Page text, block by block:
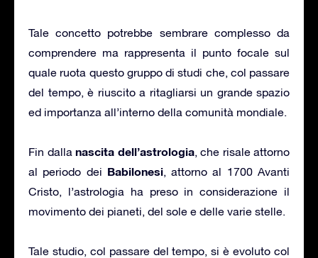
Tale concetto potrebbe sembrare complesso da
comprendere ma rappresenta il punto focale sul
quale ruota questo gruppo di studi che, col passare
del tempo, è riuscito a ritagliarsi un grande spazio
ed importanza all’interno della comunità mondiale.
Fin dalla nascita dell’astrologia, che risale attorno
al periodo dei Babilonesi, attorno al 1700 Avanti
Cristo, l’astrologia ha preso in considerazione il
movimento dei pianeti, del sole e delle varie stelle.
Tale studio, col passare del tempo, si è evoluto col